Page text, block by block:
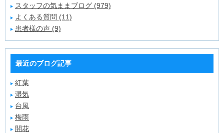
スタッフの気ままブログ (979)
よくある質問 (11)
患者様の声 (9)
最近のブログ記事
紅葉
湿気
台風
梅雨
開花